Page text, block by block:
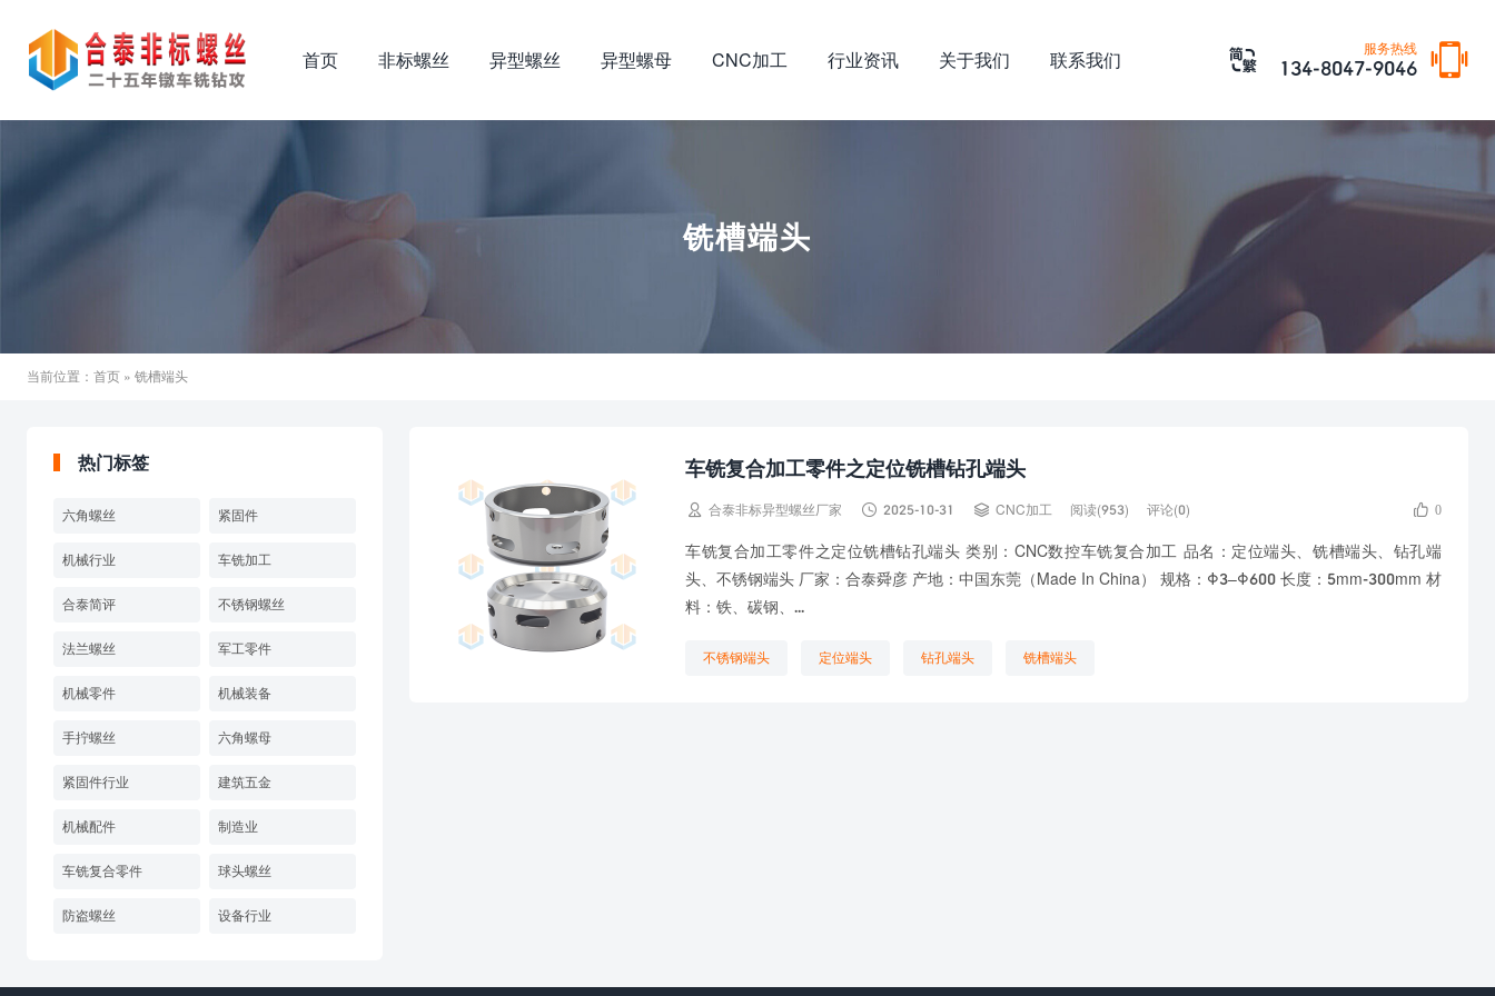
服务热线
134-8047-9046 

首页 非标螺丝 异型螺丝 异型螺母 CNC加工 行业资讯 关于我们 联系我们
铣槽端头
当前位置： 首页 » 铣槽端头
车铣复合加工零件之定位铣槽钻孔端头
 合泰非标异型螺丝厂家  2025-10-31  CNC加工 阅读(953) 评论(0)  0
车铣复合加工零件之定位铣槽钻孔端头 类别：CNC数控车铣复合加工 品名：定位端头、铣槽端头、钻孔端
头、不锈钢端头 厂家：合泰舜彦 产地：中国东莞（Made In China） 规格：Φ3–Φ600 长度：5mm-300mm 材
料：铁、碳钢、...
不锈钢端头 定位端头 钻孔端头 铣槽端头
热门标签
六角螺丝 紧固件
机械行业 车铣加工
合泰简评 不锈钢螺丝
法兰螺丝 军工零件
机械零件 机械装备
手拧螺丝 六角螺母
紧固件行业 建筑五金
机械配件 制造业
车铣复合零件 球头螺丝
防盗螺丝 设备行业